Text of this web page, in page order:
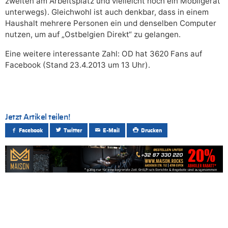
unterwegs). Gleichwohl ist auch denkbar, dass in einem
Haushalt mehrere Personen ein und denselben Computer
nutzen, um auf „Ostbelgien Direkt“ zu gelangen.
Eine weitere interessante Zahl: OD hat 3620 Fans auf
Facebook (Stand 23.4.2013 um 13 Uhr).
Jetzt Artikel teilen!
Facebook Twitter E-Mail Drucken